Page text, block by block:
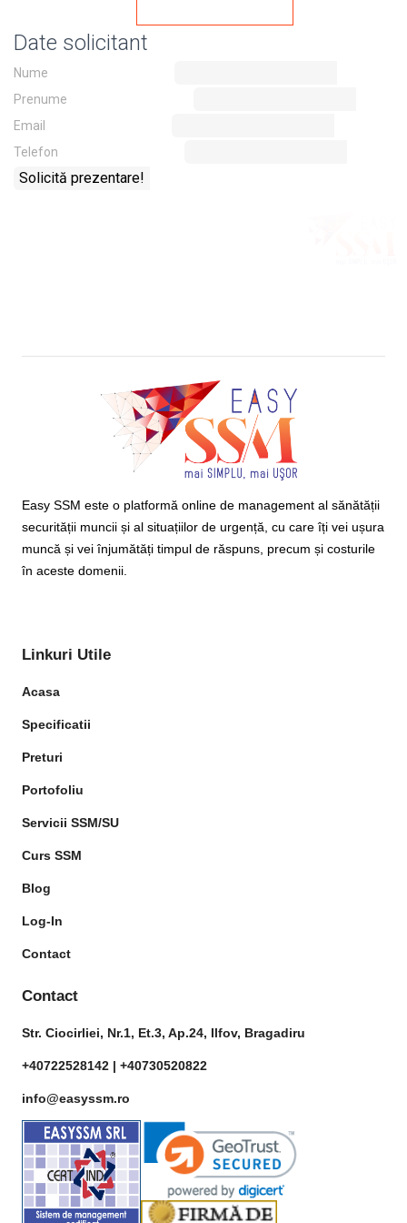
Date solicitant
Nume
Prenume
Email
Telefon
Easy SSM este o platformă online de management al sănătății
securității muncii și al situațiilor de urgență, cu care îți vei ușura
muncă și vei înjumătăți timpul de răspuns, precum și costurile
în aceste domenii.
Linkuri Utile
Acasa
Specificatii
Preturi
Portofoliu
Servicii SSM/SU
Curs SSM
Blog
Log-In
Contact
Contact
Str. Ciocirliei, Nr.1, Et.3, Ap.24, Ilfov, Bragadiru
+40722528142 | +40730520822
info@easyssm.ro